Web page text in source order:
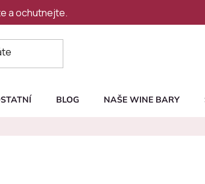
a ochutnejte.
BLOG NAŠE WINE BARY